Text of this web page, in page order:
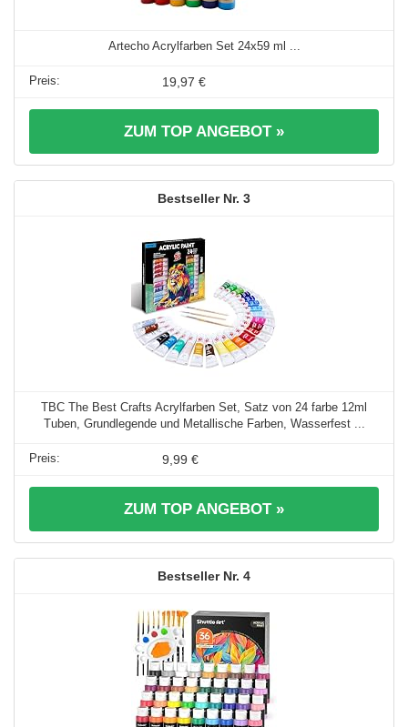
Artecho Acrylfarben Set 24x59 ml ...
19,97 €
ZUM TOP ANGEBOT »
3
TBC The Best Crafts Acrylfarben Set, Satz von 24 farbe 12ml
Tuben, Grundlegende und Metallische Farben, Wasserfest ...
9,99 €
ZUM TOP ANGEBOT »
4